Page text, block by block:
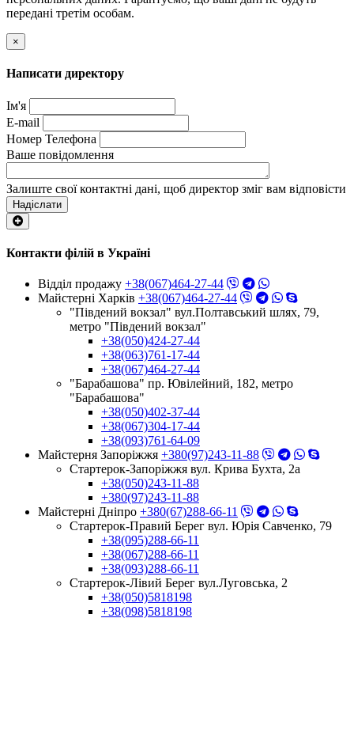
передані третім особам.
×
Написати директору
Ім'я
E-mail
Номер Телефона
Ваше повідомлення
Залиште свої контактні дані, щоб директор зміг вам відповісти
Надіслати
Контакти філій в Україні
Відділ продажу +38(067)464-27-44
Майстерні Харків +38(067)464-27-44
"Південий вокзал" вул.Полтавський шлях, 79,
метро "Південий вокзал"
+38(050)424-27-44
+38(063)761-17-44
+38(067)464-27-44
"Барабашова" пр. Ювілейний, 182, метро
"Барабашова"
+38(050)402-37-44
+38(067)304-17-44
+38(093)761-64-09
Майстерня Запоріжжя +380(97)243-11-88
Стартерок-Запоріжжя вул. Крива Бухта, 2а
+38(050)243-11-88
+380(97)243-11-88
Майстерні Днiпро +380(67)288-66-11
Стартерок-Правий Берег вул. Юрія Савченко, 79
+38(095)288-66-11
+38(067)288-66-11
+38(093)288-66-11
Стартерок-Лівий Берег вул.Луговська, 2
+38(050)5818198
+38(098)5818198